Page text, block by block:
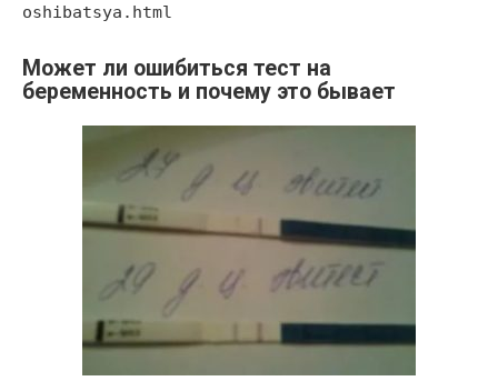
oshibatsya.html
Может ли ошибиться тест на
беременность и почему это бывает